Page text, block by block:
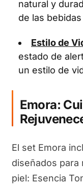
natural y
de las
Estilo de
estado de
un estilo de
Emora:
El set Emora
diseñados para
piel: Esencia